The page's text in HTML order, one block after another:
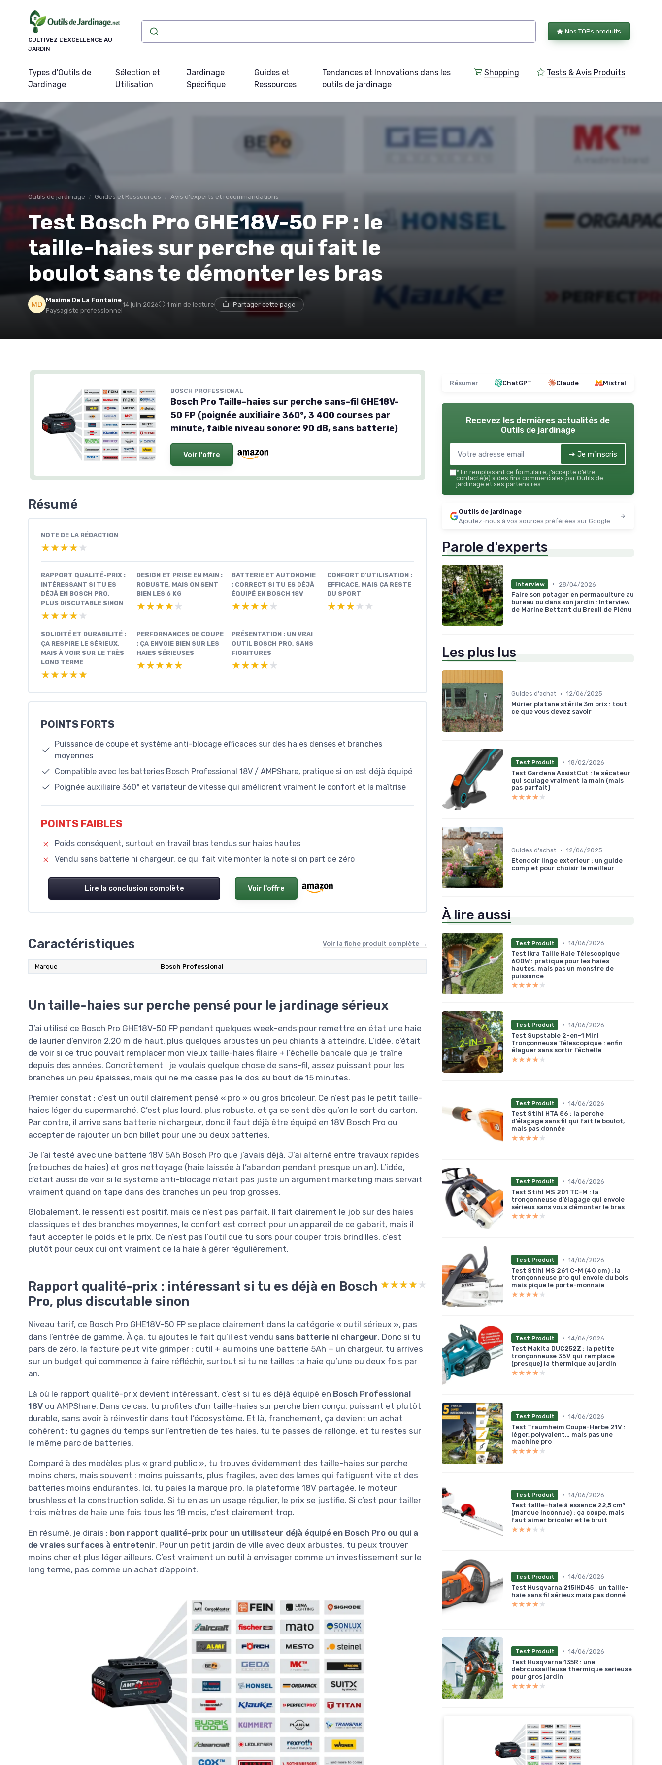
CULTIVEZ L'EXCELLENCE AU
JARDIN
Nos TOPs produits
Types d'Outils de
Jardinage
Sélection et
Utilisation
Jardinage
Spécifique
Guides et
Ressources
Tendances et Innovations dans les
outils de jardinage
Shopping Tests & Avis Produits
Outils de jardinage Guides et Ressources Avis d'experts et recommandations
Test Bosch Pro GHE18V-50 FP : le
taille-haies sur perche qui fait le
boulot sans te démonter les bras
Maxime De La Fontaine
Paysagiste professionnel
14 juin 2026 1 min de lecture Partager cette page
BOSCH PROFESSIONAL
Bosch Pro Taille-haies sur perche sans-fil GHE18V-
50 FP (poignée auxiliaire 360°, 3 400 courses par
minute, faible niveau sonore: 90 dB, sans batterie)
Voir l'offre
Résumé
NOTE DE LA RÉDACTION
★★★★★
★★★★★
RAPPORT QUALITÉ-PRIX :
INTÉRESSANT SI TU ES
DÉJÀ EN BOSCH PRO,
PLUS DISCUTABLE SINON
★★★★★
★★★★★
DESIGN ET PRISE EN MAIN :
ROBUSTE, MAIS ON SENT
BIEN LES 6 KG
★★★★★
★★★★★
BATTERIE ET AUTONOMIE
: CORRECT SI TU ES DÉJÀ
ÉQUIPÉ EN BOSCH 18V
★★★★★
★★★★★
CONFORT D’UTILISATION :
EFFICACE, MAIS ÇA RESTE
DU SPORT
★★★★★
★★★★★
SOLIDITÉ ET DURABILITÉ :
ÇA RESPIRE LE SÉRIEUX,
MAIS À VOIR SUR LE TRÈS
LONG TERME
★★★★★
★★★★★
PERFORMANCES DE COUPE
: ÇA ENVOIE BIEN SUR LES
HAIES SÉRIEUSES
★★★★★
★★★★★
PRÉSENTATION : UN VRAI
OUTIL BOSCH PRO, SANS
FIORITURES
★★★★★
★★★★★
POINTS FORTS
Puissance de coupe et système anti-blocage efficaces sur des haies denses et branches
moyennes
Compatible avec les batteries Bosch Professional 18V / AMPShare, pratique si on est déjà équipé
Poignée auxiliaire 360° et variateur de vitesse qui améliorent vraiment le confort et la maîtrise
POINTS FAIBLES
Poids conséquent, surtout en travail bras tendus sur haies hautes
Vendu sans batterie ni chargeur, ce qui fait vite monter la note si on part de zéro
Lire la conclusion complète Voir l'offre
Caractéristiques Voir la fiche produit complète →
Marque Bosch Professional
Un taille-haies sur perche pensé pour le jardinage sérieux
J’ai utilisé ce Bosch Pro GHE18V-50 FP pendant quelques week-ends pour remettre en état une haie
de laurier d’environ 2,20 m de haut, plus quelques arbustes un peu chiants à atteindre. L’idée, c’était
de voir si ce truc pouvait remplacer mon vieux taille-haies filaire + l’échelle bancale que je traîne
depuis des années. Concrètement : je voulais quelque chose de sans-fil, assez puissant pour les
branches un peu épaisses, mais qui ne me casse pas le dos au bout de 15 minutes.
Premier constat : c’est un outil clairement pensé « pro » ou gros bricoleur. Ce n’est pas le petit taille-
haies léger du supermarché. C’est plus lourd, plus robuste, et ça se sent dès qu’on le sort du carton.
Par contre, il arrive sans batterie ni chargeur, donc il faut déjà être équipé en 18V Bosch Pro ou
accepter de rajouter un bon billet pour une ou deux batteries.
Je l’ai testé avec une batterie 18V 5Ah Bosch Pro que j’avais déjà. J’ai alterné entre travaux rapides
(retouches de haies) et gros nettoyage (haie laissée à l’abandon pendant presque un an). L’idée,
c’était aussi de voir si le système anti-blocage n’était pas juste un argument marketing mais servait
vraiment quand on tape dans des branches un peu trop grosses.
Globalement, le ressenti est positif, mais ce n’est pas parfait. Il fait clairement le job sur des haies
classiques et des branches moyennes, le confort est correct pour un appareil de ce gabarit, mais il
faut accepter le poids et le prix. Ce n’est pas l’outil que tu sors pour couper trois brindilles, c’est
plutôt pour ceux qui ont vraiment de la haie à gérer régulièrement.
Rapport qualité-prix : intéressant si tu es déjà en Bosch
Pro, plus discutable sinon
★★★★★
★★★★★
Niveau tarif, ce Bosch Pro GHE18V-50 FP se place clairement dans la catégorie « outil sérieux », pas
dans l’entrée de gamme. À ça, tu ajoutes le fait qu’il est vendu sans batterie ni chargeur. Donc si tu
pars de zéro, la facture peut vite grimper : outil + au moins une batterie 5Ah + un chargeur, tu arrives
sur un budget qui commence à faire réfléchir, surtout si tu ne tailles ta haie qu’une ou deux fois par
an.
Là où le rapport qualité-prix devient intéressant, c’est si tu es déjà équipé en Bosch Professional
18V ou AMPShare. Dans ce cas, tu profites d’un taille-haies sur perche bien conçu, puissant et plutôt
durable, sans avoir à réinvestir dans tout l’écosystème. Et là, franchement, ça devient un achat
cohérent : tu gagnes du temps sur l’entretien de tes haies, tu te passes de rallonge, et tu restes sur
le même parc de batteries.
Comparé à des modèles plus « grand public », tu trouves évidemment des taille-haies sur perche
moins chers, mais souvent : moins puissants, plus fragiles, avec des lames qui fatiguent vite et des
batteries moins endurantes. Ici, tu paies la marque pro, la plateforme 18V partagée, le moteur
brushless et la construction solide. Si tu en as un usage régulier, le prix se justifie. Si c’est pour tailler
trois mètres de haie une fois tous les 18 mois, c’est clairement trop.
En résumé, je dirais : bon rapport qualité-prix pour un utilisateur déjà équipé en Bosch Pro ou qui a
de vraies surfaces à entretenir. Pour un petit jardin de ville avec deux arbustes, tu peux trouver
moins cher et plus léger ailleurs. C’est vraiment un outil à envisager comme un investissement sur le
long terme, pas comme un achat d’appoint.
Résumer ChatGPT Claude Mistral
Recevez les dernières actualités de
Outils de jardinage
➔ Je m'inscris
* En remplissant ce formulaire, j’accepte d’être
contacté(e) à des fins commerciales par Outils de
jardinage et ses partenaires.
Outils de jardinage
Ajoutez-nous à vos sources préférées sur Google
Parole d'experts
Interview •
28/04/2026
Faire son potager en permaculture au
bureau ou dans son jardin : Interview
de Marine Bettant du Breuil de Piénu
Les plus lus
Guides d'achat • 12/06/2025
Mûrier platane stérile 3m prix : tout
ce que vous devez savoir
Test Produit • 18/02/2026
Test Gardena AssistCut : le sécateur
qui soulage vraiment la main (mais
pas parfait)
★★★★★
★★★★★
Guides d'achat • 12/06/2025
Etendoir linge exterieur : un guide
complet pour choisir le meilleur
À lire aussi
Test Produit • 14/06/2026
Test Ikra Taille Haie Télescopique
600W : pratique pour les haies
hautes, mais pas un monstre de
puissance
★★★★★
★★★★★
Test Produit • 14/06/2026
Test Supstable 2-en-1 Mini
Tronçonneuse Télescopique : enfin
élaguer sans sortir l’échelle
★★★★★
★★★★★
Test Produit • 14/06/2026
Test Stihl HTA 86 : la perche
d’élagage sans fil qui fait le boulot,
mais pas donnée
★★★★★
★★★★★
Test Produit • 14/06/2026
Test Stihl MS 201 TC-M : la
tronçonneuse d’élagage qui envoie
sérieux sans vous démonter le bras
★★★★★
★★★★★
Test Produit • 14/06/2026
Test Stihl MS 261 C-M (40 cm) : la
tronçonneuse pro qui envoie du bois
mais pique le porte-monnaie
★★★★★
★★★★★
Test Produit • 14/06/2026
Test Makita DUC252Z : la petite
tronçonneuse 36V qui remplace
(presque) la thermique au jardin
★★★★★
★★★★★
Test Produit • 14/06/2026
Test Traumheim Coupe-Herbe 21V :
léger, polyvalent… mais pas une
machine pro
★★★★★
★★★★★
Test Produit • 14/06/2026
Test taille-haie à essence 22,5 cm³
(marque inconnue) : ça coupe, mais
faut aimer bricoler et le bruit
★★★★★
★★★★★
Test Produit • 14/06/2026
Test Husqvarna 215iHD45 : un taille-
haie sans fil sérieux mais pas donné
★★★★★
★★★★★
Test Produit • 14/06/2026
Test Husqvarna 135R : une
débroussailleuse thermique sérieuse
pour gros jardin
★★★★★
★★★★★